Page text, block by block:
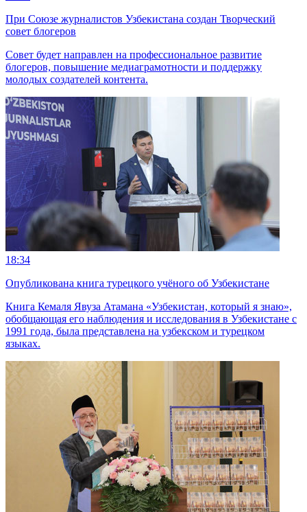
При Союзе журналистов Узбекистана создан Творческий
совет блогеров
Совет будет направлен на профессиональное развитие
блогеров, повышение медиаграмотности и поддержку
молодых создателей контента.
18:34
Опубликована книга турецкого учёного об Узбекистане
Книга Кемаля Явуза Атамана «Узбекистан, который я знаю»,
обобщающая его наблюдения и исследования в Узбекистане с
1991 года, была представлена на узбекском и турецком
языках.